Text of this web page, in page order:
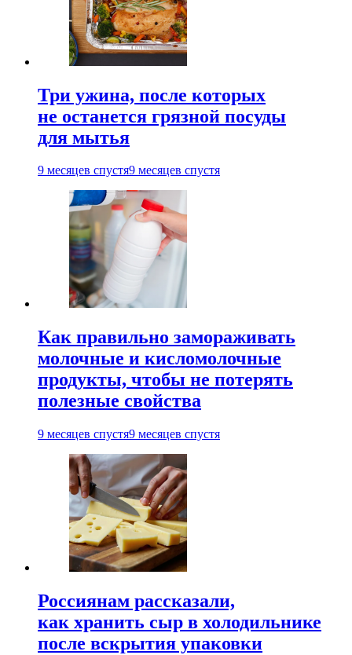
Три ужина, после которых
не останется грязной посуды
для мытья
9 месяцев спустя9 месяцев спустя
Как правильно замораживать
молочные и кисломолочные
продукты, чтобы не потерять
полезные свойства
9 месяцев спустя9 месяцев спустя
Россиянам рассказали,
как хранить сыр в холодильнике
после вскрытия упаковки